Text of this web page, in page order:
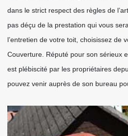
dans le strict respect des règles de
pas déçu de la prestation qui vous
l’entretien de votre toit, choisissez de
Couverture. Réputé pour son sérieux
est plébiscité par les propriétaires
pouvez venir auprès de son bureau